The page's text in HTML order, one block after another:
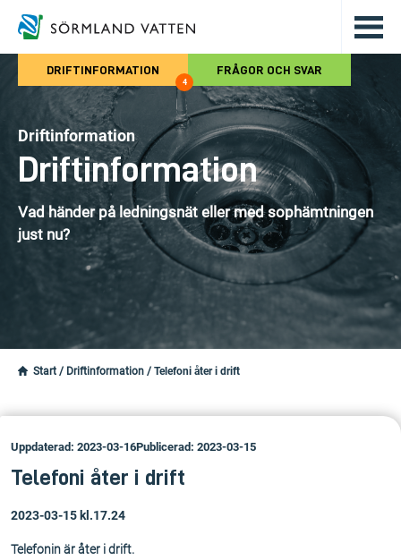
Hoppa till det huvudsakliga
DRIFTINFORMATION
4
FRÅGOR OCH SVAR
Driftinformation
Driftinformation
Vad händer på ledningsnät eller med sophämtningen
just nu?
Start / Driftinformation / Telefoni åter i drift
Uppdaterad: 2023-03-16Publicerad: 2023-03-15
Telefoni åter i drift
2023-03-15 kl.17.24
Telefonin är åter i drift.